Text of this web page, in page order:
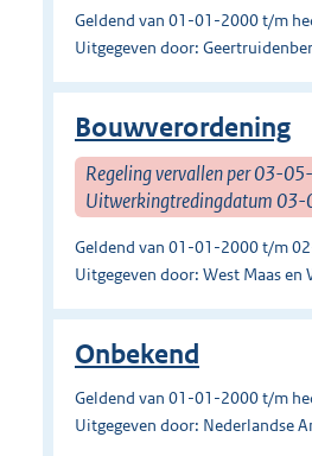
Geldend van 01-01-2000 t/m
Uitgegeven door:
Bouwverordening
Regeling vervallen per 03-
Uitwerkingtredingdatum
Geldend van 01-01-2000 t/m
Uitgegeven door: West Maas en
Onbekend
Geldend van 01-01-2000 t/m
Uitgegeven door: Nederlandse